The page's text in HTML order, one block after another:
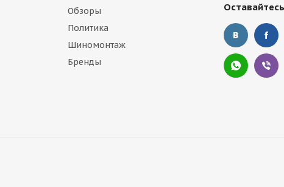
Обзоры
Политика
Шиномонтаж
Бренды